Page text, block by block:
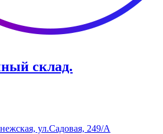
склад.
ул.Садовая, 249/А